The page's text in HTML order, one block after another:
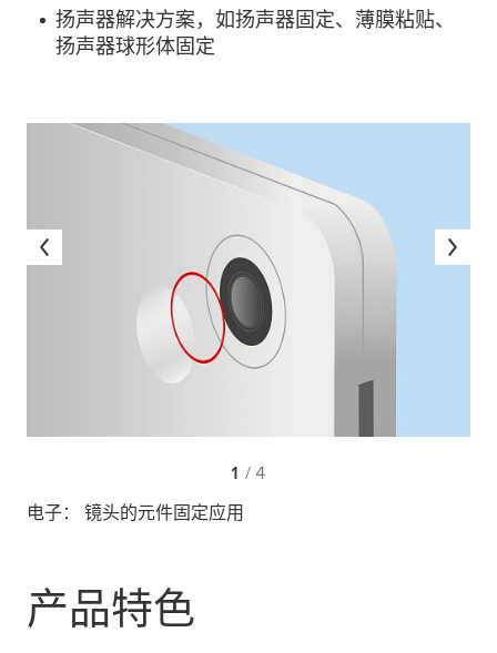
扬声器解决方案，如扬声器固定、薄膜粘贴、
扬声器球形体固定
1 / 4
电子： 镜头的元件固定应用
产品特色